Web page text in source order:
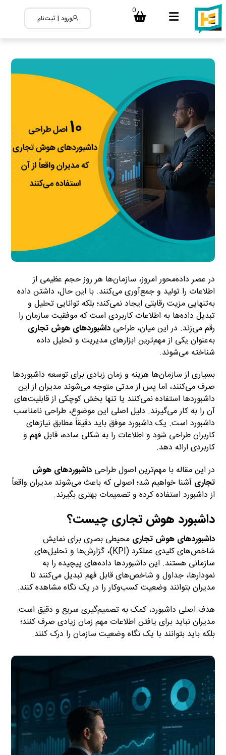
0
ورود | ثبت‌نام
در عصر داده‌محور امروز، سازمان‌ها هر روز حجم عظیمی از
اطلاعات را تولید و جمع‌آوری می‌کنند. با این حال، داشتن داده
به‌تنهایی مزیت رقابتی ایجاد نمی‌کند؛ بلکه توانایی تحلیل و
تبدیل داده‌ها به اطلاعات کاربردی است که موفقیت سازمان را
رقم می‌زند. در این میان، طراحیداشبوردهای هوش تجاری
به‌عنوان یکی از مهم‌ترین ابزارهای مدیریت و تحلیل داده
شناخته می‌شوند.
بسیاری از سازمان‌ها هزینه و زمان زیادی برای توسعه داشبوردها
صرف می‌کنند، اما پس از مدتی متوجه می‌شوند مدیران از این
داشبوردها استفاده نمی‌کنند یا تنها بخش کوچکی از قابلیت‌های
آن را به کار می‌گیرند. دلیل اصلی این موضوع، طراحی نامناسب
داشبورد است. یک داشبورد موفق باید دقیقاً مطابق نیازهای
کاربران طراحی شود و اطلاعات را به شکلی ساده، قابل فهم و
کاربردی ارائه دهد.
در این مقاله با مهم‌ترین اصول طراحیداشبوردهای هوش
تجاری آشنا خواهیم شد؛ اصولی که باعث می‌شوند مدیران واقعاً
از داشبورد استفاده کرده و تصمیمات بهتری بگیرند.
داشبورد هوش تجاری چیست؟
داشبوردهایهوش تجاری محیطی بصری برای نمایش
شاخص‌های کلیدی عملکرد (KPI)، گزارش‌ها و تحلیل‌های
سازمانی هستند. این داشبوردها داده‌های پیچیده را به
نمودارها، جداول و شاخص‌های قابل فهم تبدیل می‌کنند تا
مدیران بتوانند وضعیت کسب‌وکار را در یک نگاه مشاهده کنند.
هدف اصلی داشبورد، کمک به تصمیم‌گیری سریع و دقیق است.
مدیران نباید برای یافتن اطلاعات مهم زمان زیادی صرف کنند؛
بلکه باید بتوانند با یک نگاه وضعیت سازمان را درک کنند.